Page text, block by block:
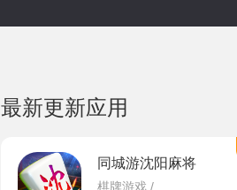
最新更新应用
同城游沈阳麻将
棋牌游戏 /